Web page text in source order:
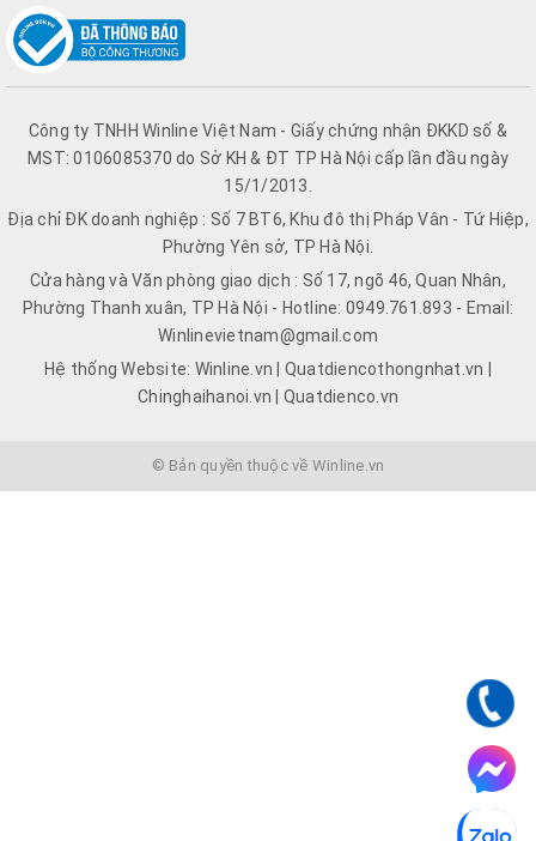
Công ty TNHH Winline Việt Nam - Giấy chứng nhận ĐKKD số &
MST: 0106085370 do Sở KH & ĐT TP Hà Nội cấp lần đầu ngày
15/1/2013.
Địa chỉ ĐK doanh nghiệp : Số 7 BT6, Khu đô thị Pháp Vân - Tứ Hiệp,
Phường Yên sở, TP Hà Nội.
Cửa hàng và Văn phòng giao dịch : Số 17, ngõ 46, Quan Nhân,
Phường Thanh xuân, TP Hà Nội - Hotline: 0949.761.893 - Email:
Winlinevietnam@gmail.com
Hệ thống Website: Winline.vn | Quatdiencothongnhat.vn |
Chinghaihanoi.vn | Quatdienco.vn
© Bản quyền thuộc về Winline.vn